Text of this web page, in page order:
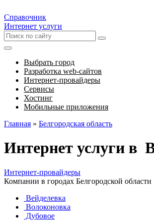
Справочник
Интернет услуги
Выбрать город
Разработка web-сайтов
Интернет-провайдеры
Сервисы
Хостинг
Мобильные приложения
Главная » Белгородская область
Интернет услуги в
Интернет-провайдеры
Компании в городах Белгородской области
Вейделевка
Волоконовка
Дубовое